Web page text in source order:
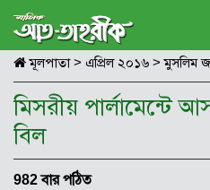
মূলপাতা> এপ্রিল ২০১৬ > মুসলিম
মিসরীয় পার্লামেন্টে
বিল
982 বার পঠিত